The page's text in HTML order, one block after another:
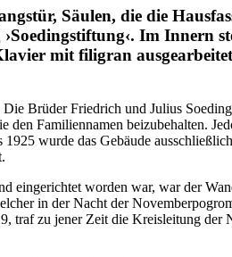
Säulen, die die
Im Innern
mit filigran
Brüder Friedrich und Julius
Familiennamen beizubehalten.
wurde das Gebäude
eingerichtet worden war, war der
in der Nacht der
traf zu jener Zeit die Kreisleitung